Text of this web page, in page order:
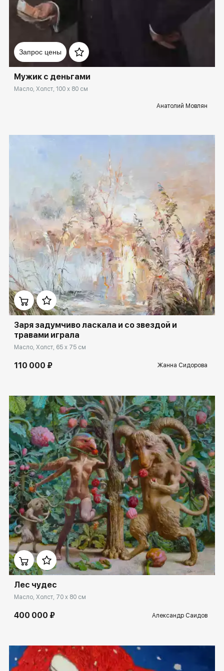
Запрос цены
ekb.rakovgallery.ru
Мужик с деньгами
Масло, Холст, 100 x 80 см
Анатолий Мовлян
Домен: ekb.rakovgallery.ru
Заря задумчиво ласкала и со звездой и
травами играла
Масло, Холст, 65 x 75 см
110 000 ₽ Жанна Сидорова
Домен: ekb.rakovgallery.ru
Лес чудес
Масло, Холст, 70 x 80 см
400 000 ₽ Александр Саидов